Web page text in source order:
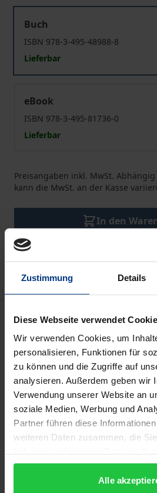
Zustimmung Details
Diese Webseite verwendet
Wir verwenden Cookies, um
personalisieren, Funktionen für
zu können und die Zugriffe auf
analysieren. Außerdem geben wir
Verwendung unserer Website an
soziale Medien, Werbung und
Partner führen diese
weiteren Daten zusammen, die
gesammelt haben.
Alle
Buch
ISBN 978-3-495-48988-8
Lieferbar
eBook
ISBN 978-3-495-81736-0
Lieferbar
Preisangaben inkl. MwSt.
kann die MwSt. an der Kasse
In den
Zur Wunschliste hinzufügen
Hinweise zu Versandkosten
Beschreibung
Im 20. Jahrhundert sind
aufgeladenen
wie zwischen Mensch und Tier
und Mann, und dies hat die
nicht nur über bestimmte
streiten, sondern sich auf die
Praxis des Unterscheidens
überblicken, sondern nur